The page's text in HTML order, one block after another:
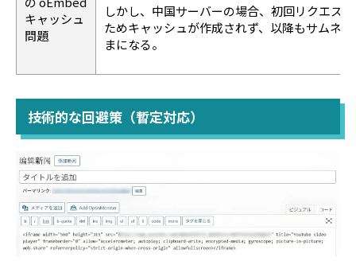
キャッシュ
問題
しかし、中国サーバーの場合、初回リクエス
ためキャッシュが作成されず、以降もサムネ
まになる。
技術的な回避策（暫定対応）